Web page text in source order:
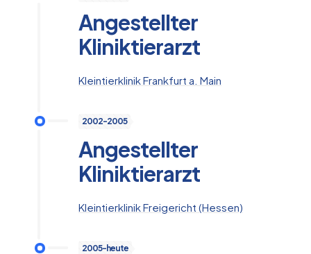
Angestellter
Kliniktierarzt
Kleintierklinik Frankfurt a. Main
2002-2005
Angestellter
Kliniktierarzt
Kleintierklinik Freigericht (Hessen)
2005-heute